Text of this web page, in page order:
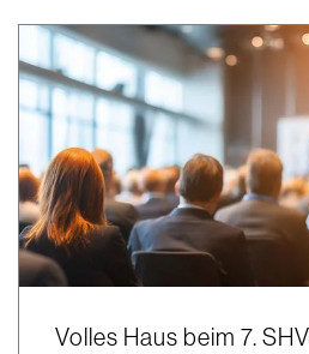
Volles Haus beim 7.